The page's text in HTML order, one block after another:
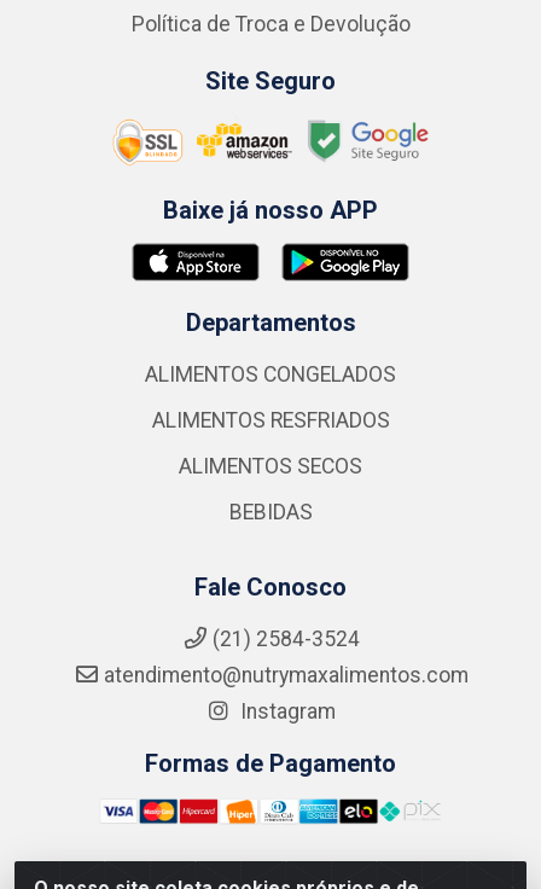
Política de Troca e Devolução
Site Seguro
Baixe já nosso APP
Departamentos
ALIMENTOS CONGELADOS
ALIMENTOS RESFRIADOS
ALIMENTOS SECOS
BEBIDAS
Fale Conosco
(21) 2584-3524
atendimento@nutrymaxalimentos.com
Instagram
Formas de Pagamento